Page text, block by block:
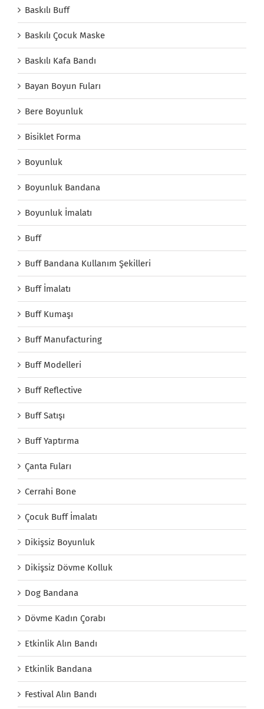
Baskılı Buff
Baskılı Çocuk Maske
Baskılı Kafa Bandı
Bayan Boyun Fuları
Bere Boyunluk
Bisiklet Forma
Boyunluk
Boyunluk Bandana
Boyunluk İmalatı
Buff
Buff Bandana Kullanım Şekilleri
Buff İmalatı
Buff Kumaşı
Buff Manufacturing
Buff Modelleri
Buff Reflective
Buff Satışı
Buff Yaptırma
Çanta Fuları
Cerrahi Bone
Çocuk Buff İmalatı
Dikişsiz Boyunluk
Dikişsiz Dövme Kolluk
Dog Bandana
Dövme Kadın Çorabı
Etkinlik Alın Bandı
Etkinlik Bandana
Festival Alın Bandı